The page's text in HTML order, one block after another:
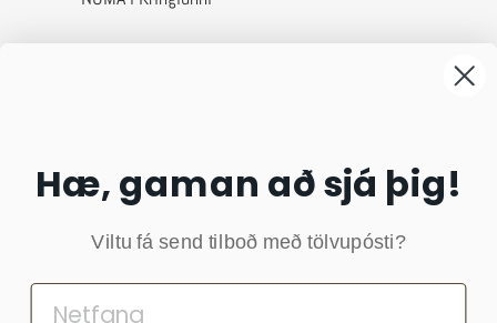
Algengar spurningar
Skilmálar
Hæ, gaman að sjá þig!
Viltu fá send tilboð með tölvupósti?